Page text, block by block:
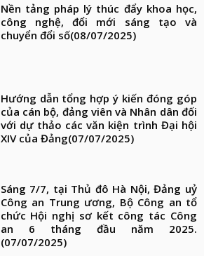
Nền tảng pháp lý thúc đẩy khoa học,
công nghệ, đổi mới sáng tạo và
chuyển đổi số(08/07/2025)
Hướng dẫn tổng hợp ý kiến đóng góp
của cán bộ, đảng viên và Nhân dân đối
với dự thảo các văn kiện trình Đại hội
XIV của Đảng(07/07/2025)
Sáng 7/7, tại Thủ đô Hà Nội, Đảng uỷ
Công an Trung ương, Bộ Công an tổ
chức Hội nghị sơ kết công tác Công
an 6 tháng đầu năm 2025.
(07/07/2025)